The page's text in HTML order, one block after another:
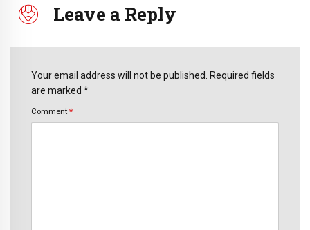
Leave a Reply
Your email address will not be published. Required fields
are marked *
Comment *